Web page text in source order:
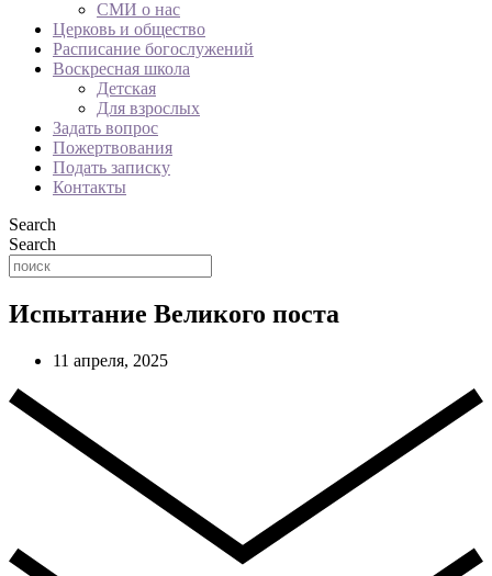
СМИ о нас
Церковь и общество
Расписание богослужений
Воскресная школа
Детская
Для взрослых
Задать вопрос
Пожертвования
Подать записку
Контакты
Search
Search
Испытание Великого поста
11 апреля, 2025